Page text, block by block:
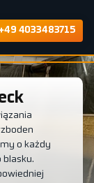
4033483715
o każdy
blasku.